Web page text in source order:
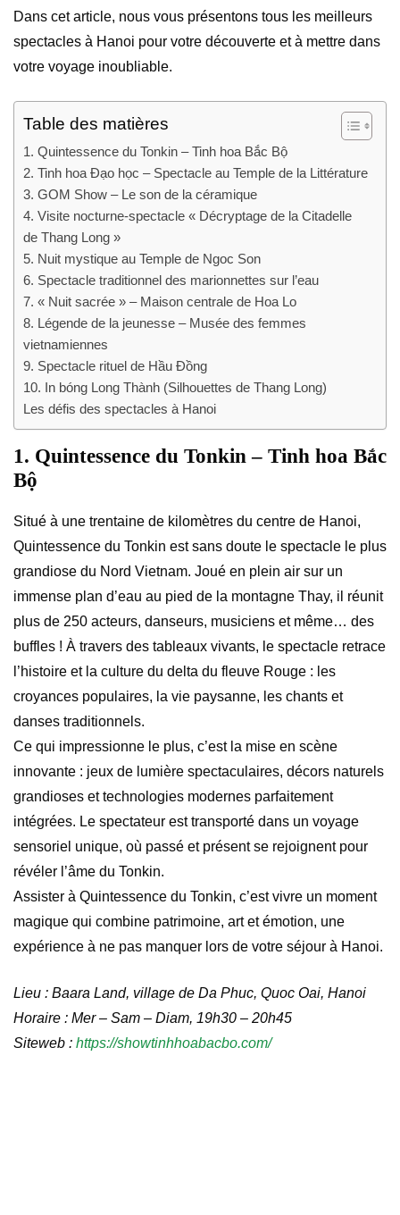
Dans cet article, nous vous présentons tous les meilleurs
spectacles à Hanoi pour votre découverte et à mettre dans
votre voyage inoubliable.
Table des matières
1. Quintessence du Tonkin – Tinh hoa Bắc Bộ
2. Tinh hoa Đạo học – Spectacle au Temple de la Littérature
3. GOM Show – Le son de la céramique
4. Visite nocturne-spectacle « Décryptage de la Citadelle
de Thang Long »
5. Nuit mystique au Temple de Ngoc Son
6. Spectacle traditionnel des marionnettes sur l’eau
7. « Nuit sacrée » – Maison centrale de Hoa Lo
8. Légende de la jeunesse – Musée des femmes
vietnamiennes
9. Spectacle rituel de Hầu Đồng
10. In bóng Long Thành (Silhouettes de Thang Long)
Les défis des spectacles à Hanoi
1. Quintessence du Tonkin – Tinh hoa Bắc
Bộ
Situé à une trentaine de kilomètres du centre de Hanoi,
Quintessence du Tonkin est sans doute le spectacle le plus
grandiose du Nord Vietnam. Joué en plein air sur un
immense plan d’eau au pied de la montagne Thay, il réunit
plus de 250 acteurs, danseurs, musiciens et même… des
buffles ! À travers des tableaux vivants, le spectacle retrace
l’histoire et la culture du delta du fleuve Rouge : les
croyances populaires, la vie paysanne, les chants et
danses traditionnels.
Ce qui impressionne le plus, c’est la mise en scène
innovante : jeux de lumière spectaculaires, décors naturels
grandioses et technologies modernes parfaitement
intégrées. Le spectateur est transporté dans un voyage
sensoriel unique, où passé et présent se rejoignent pour
révéler l’âme du Tonkin.
Assister à Quintessence du Tonkin, c’est vivre un moment
magique qui combine patrimoine, art et émotion, une
expérience à ne pas manquer lors de votre séjour à Hanoi.
Lieu : Baara Land, village de Da Phuc, Quoc Oai, Hanoi
Horaire : Mer – Sam – Diam, 19h30 – 20h45
Siteweb : https://showtinhhoabacbo.com/